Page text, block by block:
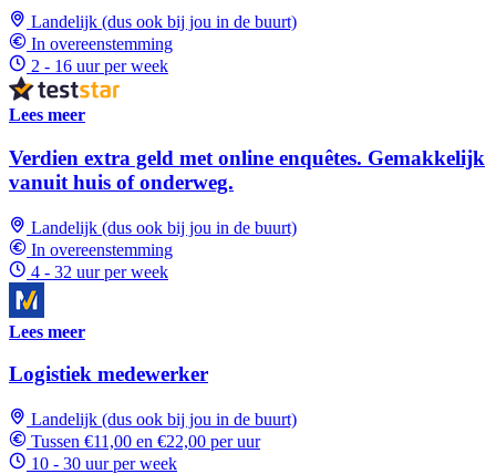
Landelijk (dus ook bij jou in de buurt)
In overeenstemming
2 - 16 uur per week
Lees meer
Verdien extra geld met online enquêtes. Gemakkelijk
vanuit huis of onderweg.
Landelijk (dus ook bij jou in de buurt)
In overeenstemming
4 - 32 uur per week
Lees meer
Logistiek medewerker
Landelijk (dus ook bij jou in de buurt)
Tussen €11,00 en €22,00 per uur
10 - 30 uur per week